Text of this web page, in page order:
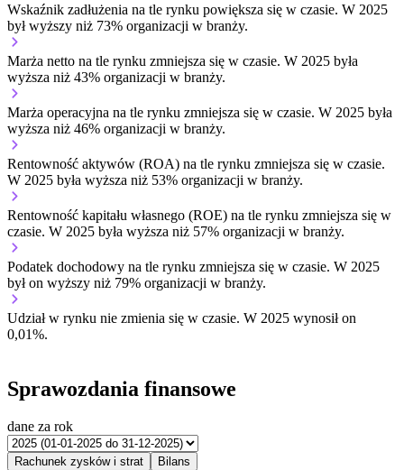
Wskaźnik zadłużenia na tle rynku powiększa się w czasie. W 2025
był wyższy niż 73% organizacji w branży.
Marża netto na tle rynku zmniejsza się w czasie. W 2025 była
wyższa niż 43% organizacji w branży.
Marża operacyjna na tle rynku zmniejsza się w czasie. W 2025 była
wyższa niż 46% organizacji w branży.
Rentowność aktywów (ROA) na tle rynku zmniejsza się w czasie.
W 2025 była wyższa niż 53% organizacji w branży.
Rentowność kapitału własnego (ROE) na tle rynku zmniejsza się w
czasie. W 2025 była wyższa niż 57% organizacji w branży.
Podatek dochodowy na tle rynku zmniejsza się w czasie. W 2025
był on wyższy niż 79% organizacji w branży.
Udział w rynku nie zmienia się w czasie. W 2025 wynosił on
0,01%.
Sprawozdania finansowe
dane za rok
Rachunek zysków i strat Bilans